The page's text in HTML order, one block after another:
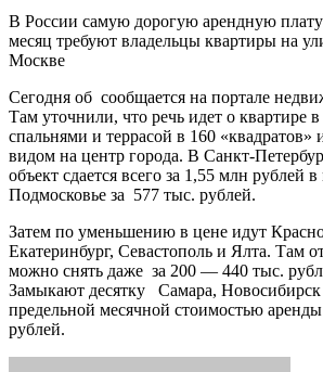
В России самую дорогую арендную
месяц требуют владельцы квартиры на
Москве
Сегодня об сообщается на портале
Там уточнили, что речь идет о квартире
спальнями и террасой в 160
видом на центр города. В Санкт-
объект сдается всего за 1,55 млн рублей
Подмосковье за 577 тыс. рублей.
Затем по уменьшению в цене идут
Екатеринбург, Севастополь и Ялта. Там
можно снять даже за 200 — 440 тыс.
Замыкают десятку Самара, Новосибирск
предельной месячной стоимостью
рублей.